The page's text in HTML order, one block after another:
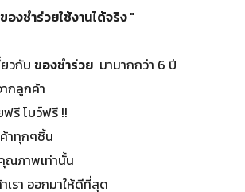
ของชําร่วยใช้งานได้จริง"
ยวกับ ของชําร่วย มามากกว่า 6 ปี
กลูกค้า
รี โบว์ฟรี !!
าทุกๆชิ้น
ณภาพเท่านั้น
เรา ออกมาให้ดีที่สุด